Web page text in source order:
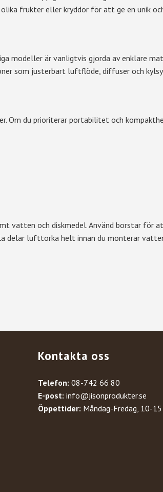
frukter eller kryddor för att ge en unik
modeller är vanligtvis gjorda av enklare
som justerbart luftflöde, diffuser och
Om du prioriterar portabilitet och
och diskmedel. Använd borstar för
lufttorka helt innan du monterar
Kontakta oss
Telefon: 08-742 66 80
E-post: info@jisonprodukter.se
Öppettider: Måndag-Fredag, 10-15